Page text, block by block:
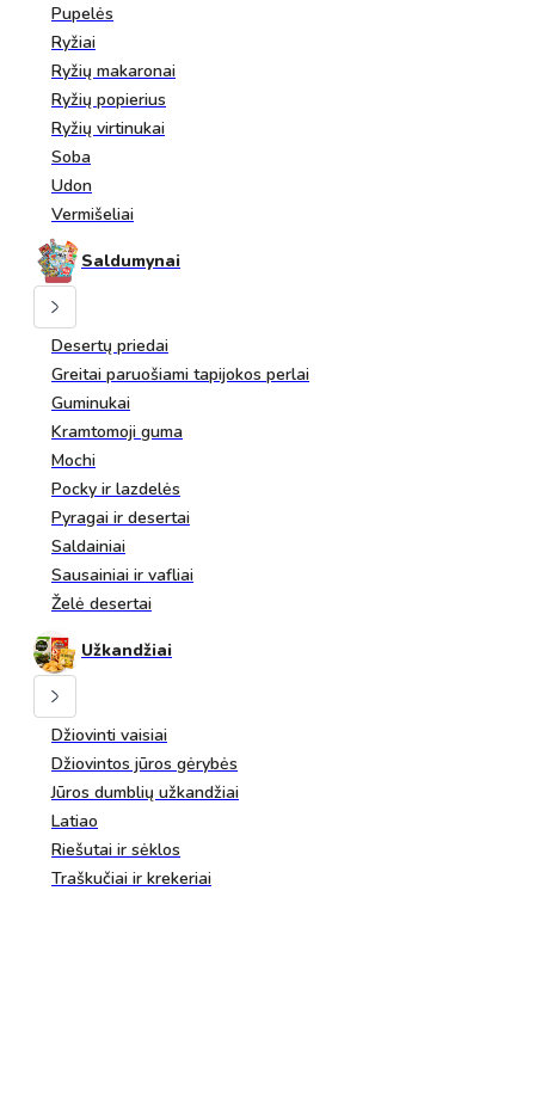
Pupelės
Ryžiai
Ryžių makaronai
Ryžių popierius
Ryžių virtinukai
Soba
Udon
Vermišeliai
Saldumynai
Desertų priedai
Greitai paruošiami tapijokos perlai
Guminukai
Kramtomoji guma
Mochi
Pocky ir lazdelės
Pyragai ir desertai
Saldainiai
Sausainiai ir vafliai
Želė desertai
Užkandžiai
Džiovinti vaisiai
Džiovintos jūros gėrybės
Jūros dumblių užkandžiai
Latiao
Riešutai ir sėklos
Traškučiai ir krekeriai